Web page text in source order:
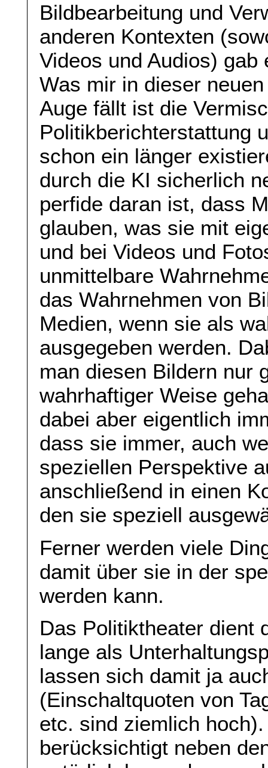
Bildbearbeitung und
anderen Kontexten
Videos und Audios)
Was mir in dieser
Auge fällt ist die
Politikberichterstattung
schon ein länger
durch die KI sicherlich
perfide daran ist, dass
glauben, was sie mit
und bei Videos und
unmittelbare
das Wahrnehmen von
Medien, wenn sie als
ausgegeben werden.
man diesen Bildern nur
wahrhaftiger Weise
dabei aber eigentlich
dass sie immer, auch
speziellen Perspektive
anschließend in einen
den sie speziell
Ferner werden viele
damit über sie in der
werden kann.
Das Politiktheater dient
lange als
lassen sich damit ja
(Einschaltquoten von
etc. sind ziemlich
berücksichtigt neben